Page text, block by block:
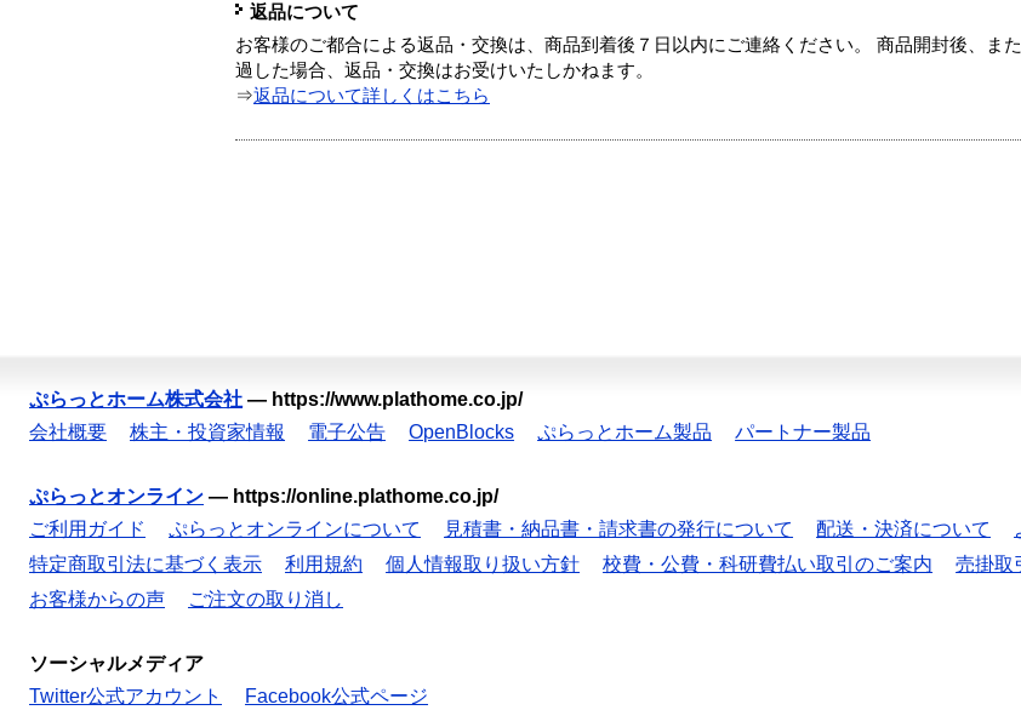
返品について
お客様のご都合による返品・交換は、商品到着後７日以内にご連絡ください。 商品開封後、ま
過した場合、返品・交換はお受けいたしかねます。
⇒返品について詳しくはこちら
ぷらっとホーム株式会社 — https://www.plathome.co.jp/
会社概要
株主・投資家情報 電子公告 OpenBlocks ぷらっとホーム製品 パートナー製品
ぷらっとオンライン — https://online.plathome.co.jp/
ご利用ガイド
ぷらっとオンラインについて 見積書・納品書・請求書の発行について 配送・決済について
特定商取引法に基づく表示
利用規約 個人情報取り扱い方針 校費・公費・科研費払い取引のご案内 売掛取
お客様からの声
ご注文の取り消し
ソーシャルメディア
Twitter公式アカウント
Facebook公式ページ